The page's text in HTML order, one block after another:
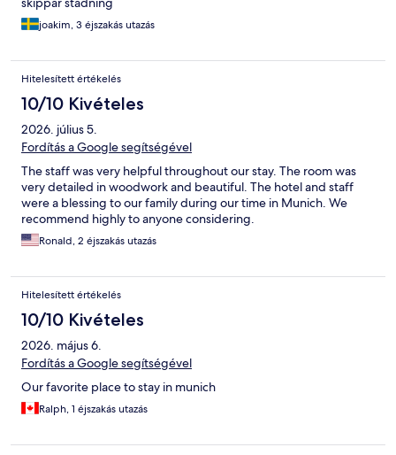
joakim, 3 éjszakás utazás
Hitelesített értékelés
10/10 Kivételes
2026. július 5.
Fordítás a Google segítségével
The staff was very helpful throughout our stay. The room was
very detailed in woodwork and beautiful. The hotel and staff
were a blessing to our family during our time in Munich. We
recommend highly to anyone considering.
Ronald, 2 éjszakás utazás
Hitelesített értékelés
10/10 Kivételes
2026. május 6.
Fordítás a Google segítségével
Our favorite place to stay in munich
Ralph, 1 éjszakás utazás